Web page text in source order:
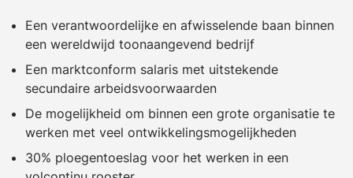
Een verantwoordelijke en afwisselende baan binnen
een wereldwijd toonaangevend bedrijf
Een marktconform salaris met uitstekende
secundaire arbeidsvoorwaarden
De mogelijkheid om binnen een grote organisatie te
werken met veel ontwikkelingsmogelijkheden
30% ploegentoeslag voor het werken in een